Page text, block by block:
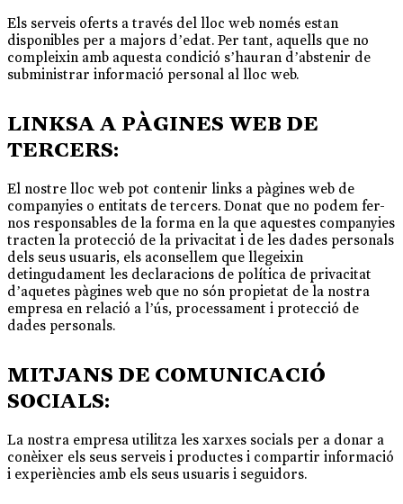
Els serveis oferts a través del lloc web només estan
disponibles per a majors d’edat. Per tant, aquells que no
compleixin amb aquesta condició s’hauran d’abstenir de
subministrar informació personal al lloc web.
LINKSA A PÀGINES WEB DE
TERCERS:
El nostre lloc web pot contenir links a pàgines web de
companyies o entitats de tercers. Donat que no podem fer-
nos responsables de la forma en la que aquestes companyies
tracten la protecció de la privacitat i de les dades personals
dels seus usuaris, els aconsellem que llegeixin
detingudament les declaracions de política de privacitat
d’aquetes pàgines web que no són propietat de la nostra
empresa en relació a l’ús, processament i protecció de
dades personals.
MITJANS DE COMUNICACIÓ
SOCIALS:
La nostra empresa utilitza les xarxes socials per a donar a
conèixer els seus serveis i productes i compartir informació
i experiències amb els seus usuaris i seguidors.